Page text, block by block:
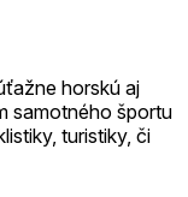
horskú aj
samotného športu
turistiky, či